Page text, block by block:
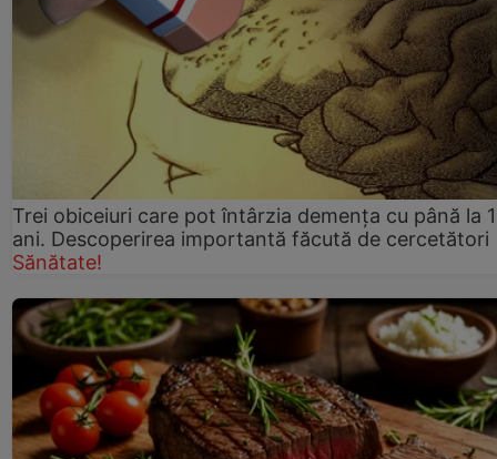
Trei obiceiuri care pot întârzia demența cu până la
ani. Descoperirea importantă făcută de cercetători
Sănătate!